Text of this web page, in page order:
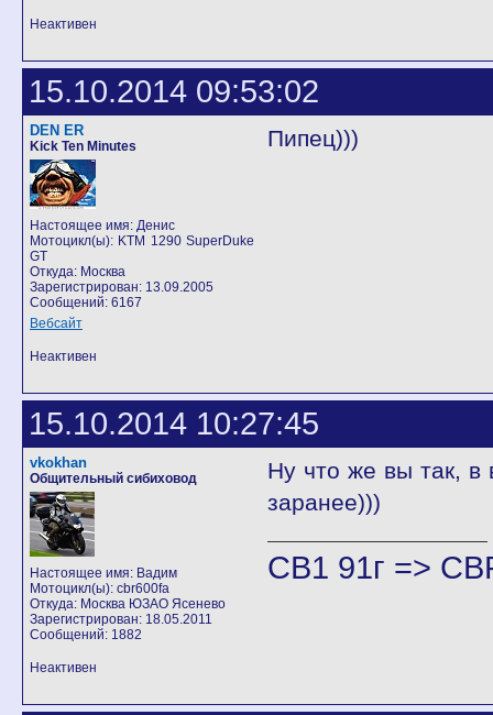
Неактивен
15.10.2014 09:53:02
DEN ER
Kick Ten Minutes
Настоящее имя: Денис
Мотоцикл(ы): KTM 1290 SuperDuke
GT
Откуда: Москва
Зарегистрирован: 13.09.2005
Сообщений: 6167
Вебсайт
Пипец)))
Неактивен
15.10.2014 10:27:45
vkokhan
Общительный сибиховод
Настоящее имя: Вадим
Мотоцикл(ы): cbr600fa
Откуда: Москва ЮЗАО Ясенево
Зарегистрирован: 18.05.2011
Сообщений: 1882
Ну что же вы так, в
заранее)))
CB1 91г =>
Неактивен